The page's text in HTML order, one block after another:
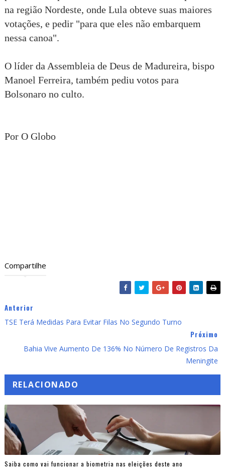
na região Nordeste, onde Lula obteve suas maiores
votações, e pedir "para que eles não embarquem
nessa canoa".
O líder da Assembleia de Deus de Madureira, bispo
Manoel Ferreira, também pediu votos para
Bolsonaro no culto.
Por O Globo
Compartilhe
Anterior
TSE Terá Medidas Para Evitar Filas No Segundo Turno
Próximo
Bahia Vive Aumento De 136% No Número De Registros Da
Meningite
RELACIONADO
Saiba como vai funcionar a biometria nas eleições deste ano